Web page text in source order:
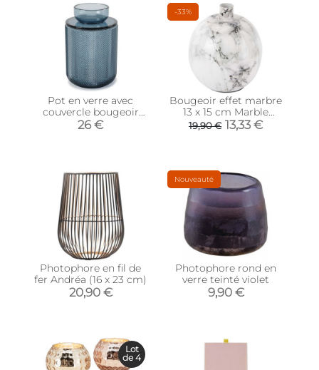
Pot en verre avec
couvercle bougeoir
intégré Allira (Bleu)
26 €
-33%
Bougeoir effet marbre
13 x 15 cm Marble
(Blanc)
19,90 € 13,33 €
Photophore en fil de
fer Andréa (16 x 23 cm)
20,90 €
Nouveauté
Photophore rond en
verre teinté violet
9,90 €
Lot
de 4